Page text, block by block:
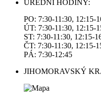
ÚŘEDNÍ HODINY:
PO: 7:30-11:30, 12:15-
ÚT: 7:30-11:30, 12:15-
ST: 7:30-11:30, 12:15-
ČT: 7:30-11:30, 12:15-
PÁ: 7:30-12:45
JIHOMORAVSKÝ